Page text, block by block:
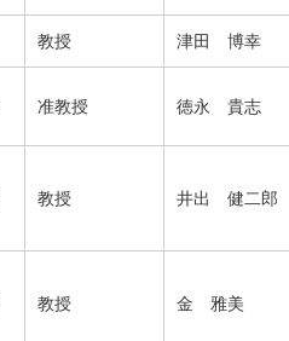
教授 津田 博幸
准教授 徳永 貴志
教授 井出 健二郎
教授 金 雅美